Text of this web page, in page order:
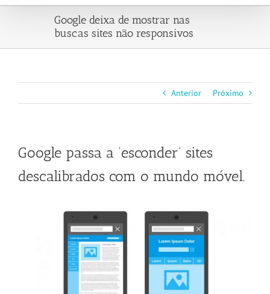
Google deixa de mostrar nas
buscas sites não responsivos
Anterior Próximo
Google passa a ‘esconder’ sites
descalibrados com o mundo móvel.